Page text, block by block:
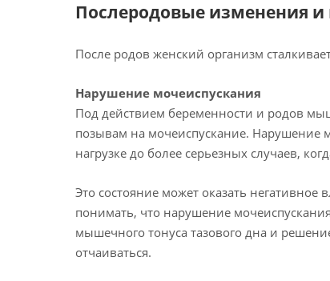
Послеродовые изменения и
После родов женский организм
Нарушение мочеиспускания
Под действием беременности и родов
позывам на мочеиспускание. Нарушение
нагрузке до более серьезных случаев,
Это состояние может оказать
понимать, что нарушение
мышечного тонуса тазового дна и
отчаиваться.